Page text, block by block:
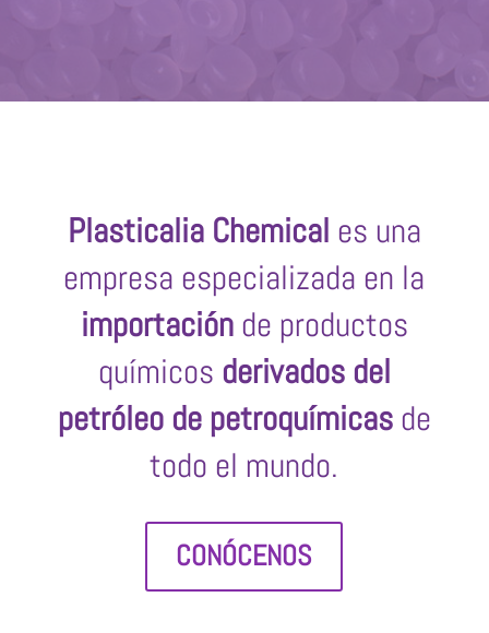
Plasticalia Chemical es una
empresa especializada en la
importaciónde productos
químicos derivados del
petróleo de petroquímicasde
todo el mundo.
CONÓCENOS